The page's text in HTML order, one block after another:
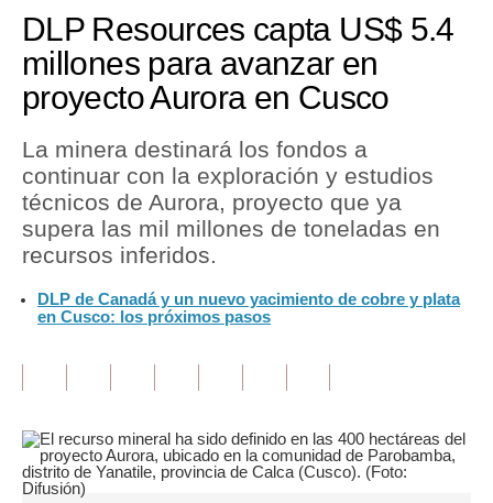
Economía
Mercados
Política
Finanzas Personales
Inmobiliarias
Opinión
Editorial
Pregunta de hoy
DLP Resources capta US$ 5.4
millones para avanzar en
proyecto Aurora en Cusco
La minera destinará los fondos a
continuar con la exploración y estudios
técnicos de Aurora, proyecto que ya
supera las mil millones de toneladas en
recursos inferidos.
DLP de Canadá y un nuevo yacimiento de cobre y plata
en Cusco: los próximos pasos